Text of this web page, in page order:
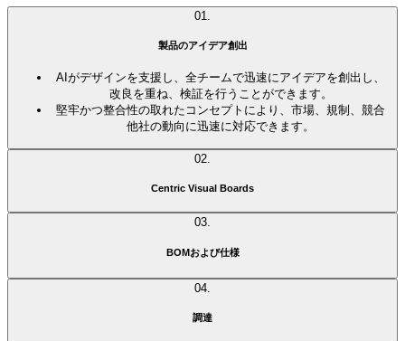
01
製品のアイデア創出
AIがデザインを支援し、全チームで迅速にアイデアを創出し、
改良を重ね、検証を行うことができます。
堅牢かつ整合性の取れたコンセプトにより、市場、規制、競合
他社の動向に迅速に対応できます。
02.
Centric Visual Boards
多様なポートフォリオやSKU構成を可視化し、調整して最適化
さまざまな部品、材料、デザインを迅速にテストし、改良を繰
03.
BOMおよび仕様
あらゆる製品と部品の調達、サプライチェーンを単一プラット
コスト、コンプライアンス、サステナビリティ、品質の観点か
04
調達